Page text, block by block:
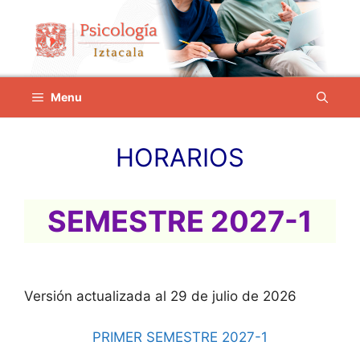
contenido
Menu
HORARIOS
SEMESTRE 2027-1
Versión actualizada al 29 de julio de 2026
PRIMER SEMESTRE 2027-1